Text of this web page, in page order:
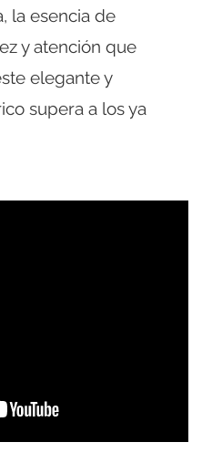
la esencia de
y atención que
elegante y
supera a los ya